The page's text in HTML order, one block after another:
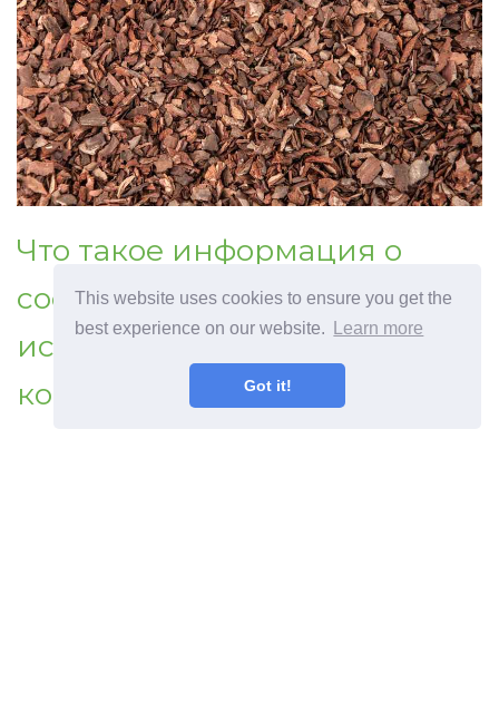
This website uses cookies to ensure you get the
best experience on our website.
Learn more
Got it!
Что такое информация о
сосновой коре с
использованием сосновой
коры для мульчи